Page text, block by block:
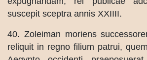
suscepit sceptra annis XXIIII.
40. Zoleiman moriens
reliquit in regno filium patrui,